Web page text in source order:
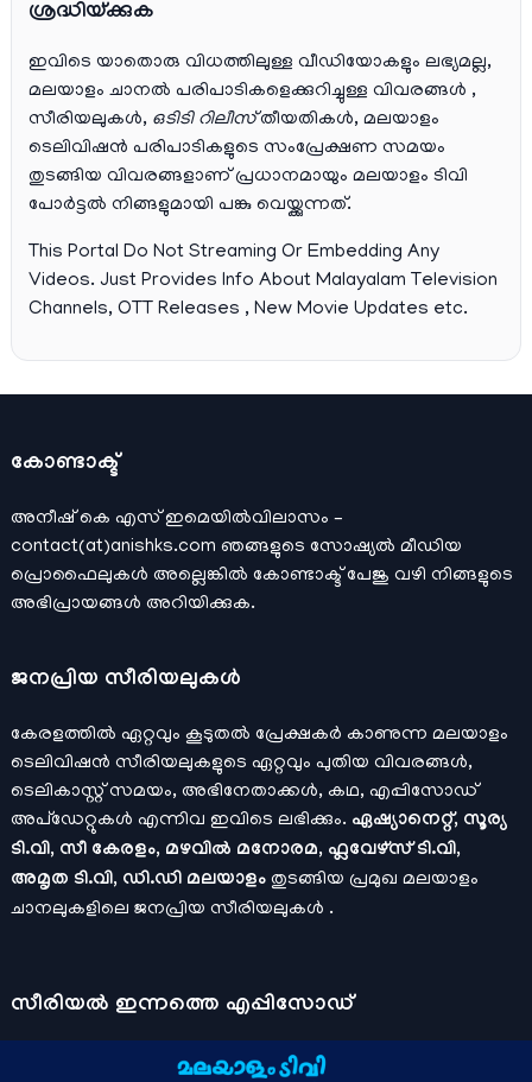
ശ്രദ്ധിയ്ക്കുക
ഇവിടെ യാതൊരു വിധത്തിലുള്ള വീഡിയോകളും ലഭ്യമല്ല,
മലയാളം ചാനല്‍ പരിപാടികളെക്കുറിച്ചുള്ള വിവരങ്ങള്‍ ,
സീരിയലുകള്‍, ഒടിടി റിലീസ്തീയതികള്‍, മലയാളം
ടെലിവിഷന്‍ പരിപാടികളുടെ സംപ്രേക്ഷണ സമയം
തുടങ്ങിയ വിവരങ്ങളാണ് പ്രധാനമായും മലയാളം ടിവി
പോര്‍ട്ടല്‍ നിങ്ങളുമായി പങ്കു വെയ്ക്കുന്നത്.
This Portal Do Not Streaming Or Embedding Any
Videos. Just Provides Info About Malayalam Television
Channels, OTT Releases , New Movie Updates etc.
കോണ്ടാക്ട്
അനീഷ്‌ കെ എസ് ഇമെയില്‍വിലാസം –
contact(at)anishks.com ഞങ്ങളുടെ സോഷ്യല്‍ മീഡിയ
പ്രൊഫൈലുകള്‍ അല്ലെങ്കില്‍ കോണ്ടാക്ട്പേജു വഴി നിങ്ങളുടെ
അഭിപ്രായങ്ങള്‍ അറിയിക്കുക.
ജനപ്രിയ സീരിയലുകള്‍
കേരളത്തിൽ ഏറ്റവും കൂടുതൽ പ്രേക്ഷകർ കാണുന്ന മലയാളം
ടെലിവിഷൻ സീരിയലുകളുടെ ഏറ്റവും പുതിയ വിവരങ്ങൾ,
ടെലികാസ്റ്റ് സമയം, അഭിനേതാക്കൾ, കഥ, എപ്പിസോഡ്
അപ്ഡേറ്റുകൾ എന്നിവ ഇവിടെ ലഭിക്കും. ഏഷ്യാനെറ്റ്, സൂര്യ
ടി.വി, സീ കേരളം, മഴവിൽ മനോരമ, ഫ്ലവേഴ്സ് ടി.വി,
അമൃത ടി.വി, ഡി.ഡി മലയാളം തുടങ്ങിയ പ്രമുഖ മലയാളം
ചാനലുകളിലെ ജനപ്രിയ സീരിയലുകൾ .
സീരിയല്‍ ഇന്നത്തെ എപ്പിസോഡ്
ചാനലുകളുടെ ഔദ്യോഗിക മൊബൈല്‍ ആപ്പുകള്‍ , ഒഫിഷ്യല്‍